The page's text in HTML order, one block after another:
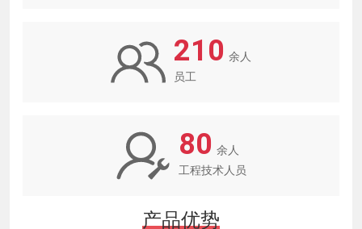
210 余人
员工
80 余人
工程技术人员
产品优势